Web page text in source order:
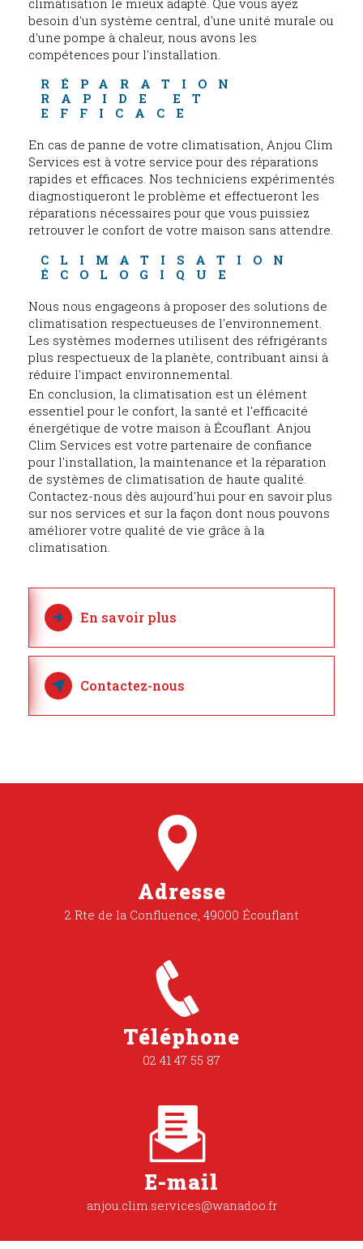
climatisation le mieux adapté. Que vous ayez
besoin d'un système central, d'une unité murale ou
d'une pompe à chaleur, nous avons les
compétences pour l'installation.
RÉPARATION
RAPIDE ET
EFFICACE
En cas de panne de votre climatisation, Anjou Clim
Services est à votre service pour des réparations
rapides et efficaces. Nos techniciens expérimentés
diagnostiqueront le problème et effectueront les
réparations nécessaires pour que vous puissiez
retrouver le confort de votre maison sans attendre.
CLIMATISATION
ÉCOLOGIQUE
Nous nous engageons à proposer des solutions de
climatisation respectueuses de l'environnement.
Les systèmes modernes utilisent des réfrigérants
plus respectueux de la planète, contribuant ainsi à
réduire l'impact environnemental.
En conclusion, la climatisation est un élément
essentiel pour le confort, la santé et l'efficacité
énergétique de votre maison à Écouflant. Anjou
Clim Services est votre partenaire de confiance
pour l'installation, la maintenance et la réparation
de systèmes de climatisation de haute qualité.
Contactez-nous dès aujourd'hui pour en savoir plus
sur nos services et sur la façon dont nous pouvons
améliorer votre qualité de vie grâce à la
climatisation.
En savoir plus
Contactez-nous
Adresse
2 Rte de la Confluence, 49000 Écouflant
Téléphone
02 41 47 55 87
E-mail
anjou.clim.services@wanadoo.fr